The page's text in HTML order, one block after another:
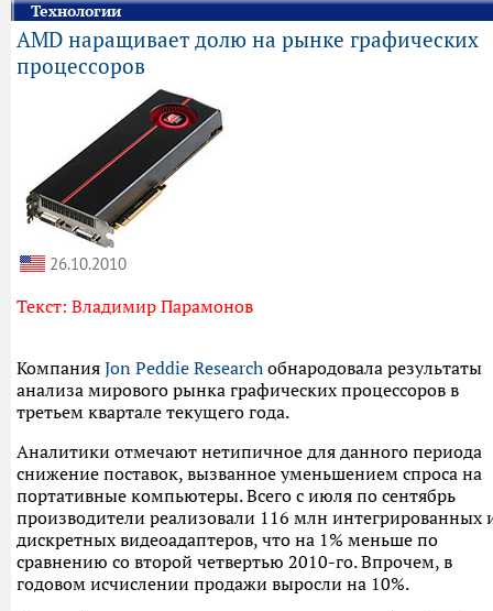
Технологии
AMD наращивает долю на рынке графических
процессоров
26.10.2010
Текст: Владимир Парамонов
Компания Jon Peddie Research обнародовала результаты
анализа мирового рынка графических процессоров в
третьем квартале текущего года.
Аналитики отмечают нетипичное для данного периода
снижение поставок, вызванное уменьшением спроса на
портативные компьютеры. Всего с июля по сентябрь
производители реализовали 116 млн интегрированных
дискретных видеоадаптеров, что на 1% меньше по
сравнению со второй четвертью 2010-го. Впрочем, в
годовом исчислении продажи выросли на 10%.